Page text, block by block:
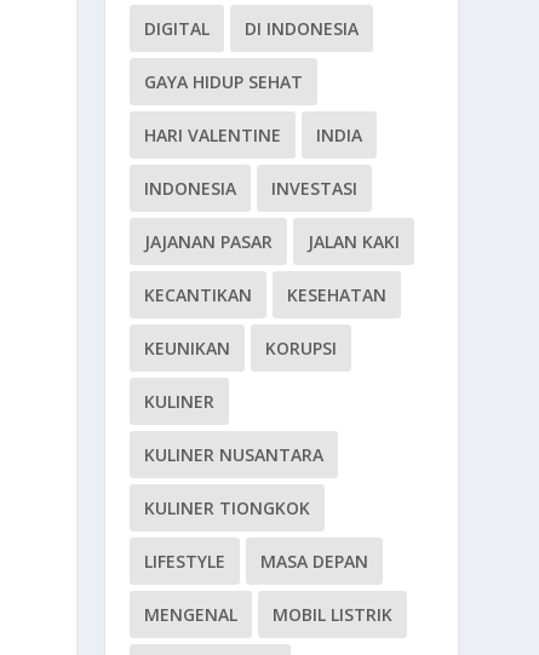
DIGITAL DI INDONESIA
GAYA HIDUP SEHAT
HARI VALENTINE INDIA
INDONESIA INVESTASI
JAJANAN PASAR JALAN KAKI
KECANTIKAN KESEHATAN
KEUNIKAN KORUPSI
KULINER
KULINER NUSANTARA
KULINER TIONGKOK
LIFESTYLE MASA DEPAN
MENGENAL MOBIL LISTRIK